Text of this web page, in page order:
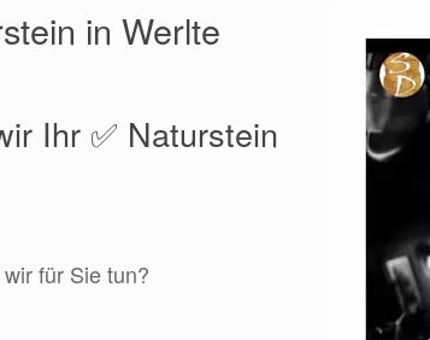
in Werlte
Ihr ✅ Naturstein
für Sie tun?